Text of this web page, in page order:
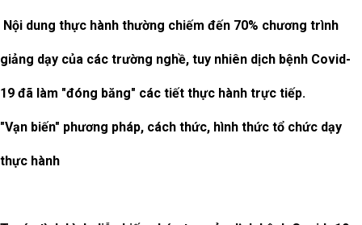
Nội dung thực hành thường chiếm đến 70% chương trình
giảng dạy của các trường nghề, tuy nhiên dịch bệnh Covid-
19 đã làm "đóng băng" các tiết thực hành trực tiếp.
"Vạn biến" phương pháp, cách thức, hình thức tổ chức dạy
thực hành